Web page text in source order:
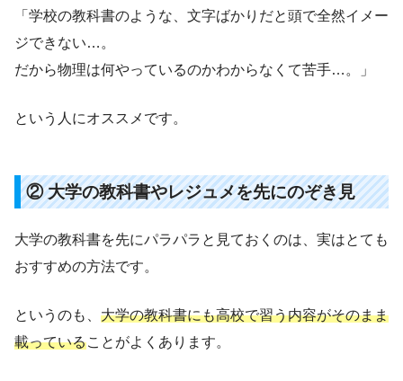
「学校の教科書のような、文字ばかりだと頭で全然イメー
ジできない…。
だから物理は何やっているのかわからなくて苦手…。」
という人にオススメです。
② 大学の教科書やレジュメを先にのぞき見
大学の教科書を先にパラパラと見ておくのは、実はとても
おすすめの方法です。
というのも、 大学の教科書にも高校で習う内容がそのまま
載っていることがよくあります。